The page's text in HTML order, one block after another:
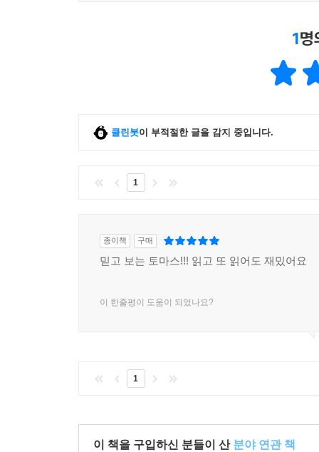
1명
클린봇이 부적절한 글을 감지 중입니다.
1
종이책 구매
믿고 보는 토마스!!! 읽고 또 읽어도 재밌어요
이 한줄평이 도움이 되었나요?
1
이 책을 구입하신 분들이 산 분야 연관 책